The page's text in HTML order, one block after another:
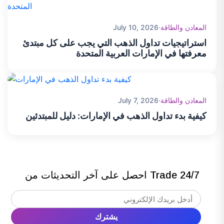
المؤشرات ذات الرافعة المالية بعد انتهاء يوم التداول. وتعتمد
هل يتوفر حساب تجريبي للتدرب على تداول المؤشرات؟
نعم، يتيح الحساب التجريبي للمتداولين ممارسة استراتيجيات تداول
المؤشرات واكتساب الخبرة في ظروف السوق الحقيقية باستخدام
المعادن والطاقة·
July 10, 2026
استراتيجيات تداول الذهب التي يجب على كل مبتدئ
معرفتها في الإمارات العربية المتحدة
المعادن والطاقة·
July 7, 2026
كيفية بدء تداول الذهب في الإمارات: دليل للمبتدئين
احصل على آخر التحديثات من Trade 24/7